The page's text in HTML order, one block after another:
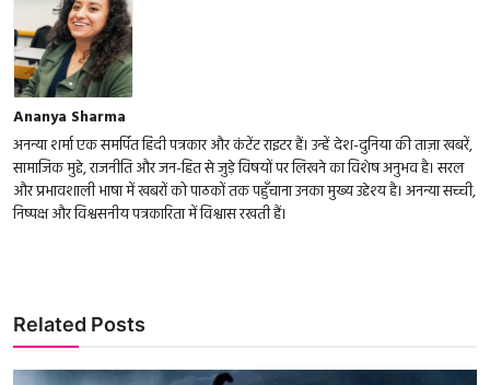
Ananya Sharma
अनन्या शर्मा एक समर्पित हिंदी पत्रकार और कंटेंट राइटर हैं। उन्हें देश-दुनिया की ताज़ा खबरें,
सामाजिक मुद्दे, राजनीति और जन-हित से जुड़े विषयों पर लिखने का विशेष अनुभव है। सरल
और प्रभावशाली भाषा में खबरों को पाठकों तक पहुँचाना उनका मुख्य उद्देश्य है। अनन्या सच्ची,
निष्पक्ष और विश्वसनीय पत्रकारिता में विश्वास रखती हैं।
Related Posts